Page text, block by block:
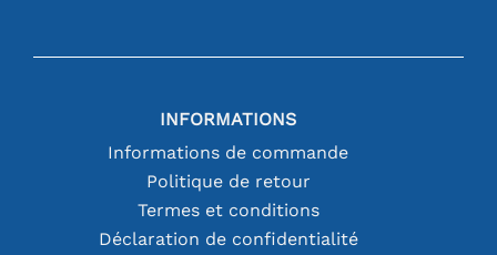
INFORMATIONS
Informations de commande
Politique de retour
Termes et conditions
Déclaration de confidentialité